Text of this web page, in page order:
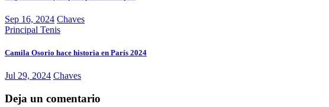
Sep 16, 2024 Chaves
Principal Tenis
Camila Osorio hace historia en París 2024
Jul 29, 2024 Chaves
Deja un comentario